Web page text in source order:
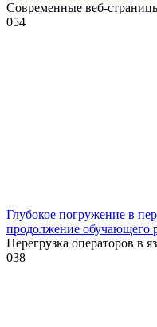
Современные веб-
054
Глубокое погружение в
продолжение обучающего
Перегрузка операторов в
038